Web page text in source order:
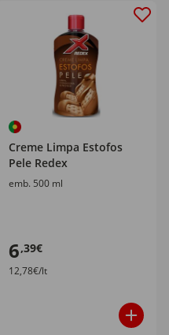
Creme Limpa Estofos
Pele Redex
emb. 500 ml
6,39€
12,78€/lt